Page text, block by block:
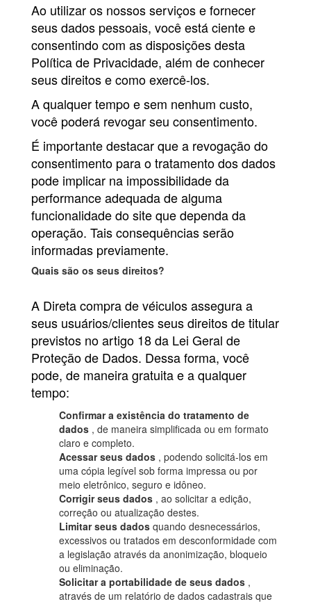
Ao utilizar os nossos serviços e fornecer
seus dados pessoais, você está ciente e
consentindo com as disposições desta
Política de Privacidade, além de conhecer
seus direitos e como exercê-los.
A qualquer tempo e sem nenhum custo,
você poderá revogar seu consentimento.
É importante destacar que a revogação do
consentimento para o tratamento dos dados
pode implicar na impossibilidade da
performance adequada de alguma
funcionalidade do site que dependa da
operação. Tais consequências serão
informadas previamente.
Quais são os seus direitos?
A Direta compra de véiculos assegura a
seus usuários/clientes seus direitos de titular
previstos no artigo 18 da Lei Geral de
Proteção de Dados. Dessa forma, você
pode, de maneira gratuita e a qualquer
tempo:
Confirmar a existência do tratamento de
dados , de maneira simplificada ou em formato
claro e completo.
Acessar seus dados , podendo solicitá-los em
uma cópia legível sob forma impressa ou por
meio eletrônico, seguro e idôneo.
Corrigir seus dados , ao solicitar a edição,
correção ou atualização destes.
Limitar seus dados quando desnecessários,
excessivos ou tratados em desconformidade com
a legislação através da anonimização, bloqueio
ou eliminação.
Solicitar a portabilidade de seus dados ,
através de um relatório de dados cadastrais que